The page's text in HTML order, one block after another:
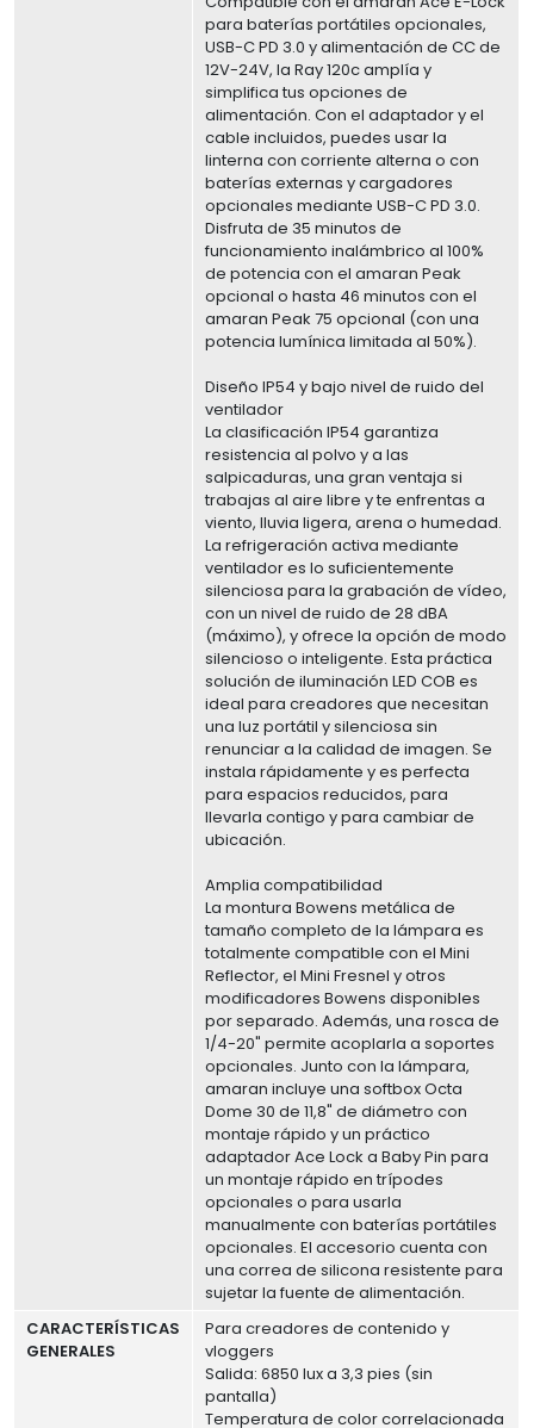
para baterías portátiles opcionales,
USB-C PD 3.0 y alimentación de CC de
12V-24V, la Ray 120c amplía y
simplifica tus opciones de
alimentación. Con el adaptador y el
cable incluidos, puedes usar la
linterna con corriente alterna o con
baterías externas y cargadores
opcionales mediante USB-C PD 3.0.
Disfruta de 35 minutos de
funcionamiento inalámbrico al 100%
de potencia con el amaran Peak
opcional o hasta 46 minutos con el
amaran Peak 75 opcional (con una
potencia lumínica limitada al 50%).
Diseño IP54 y bajo nivel de ruido del
ventilador
La clasificación IP54 garantiza
resistencia al polvo y a las
salpicaduras, una gran ventaja si
trabajas al aire libre y te enfrentas a
viento, lluvia ligera, arena o humedad.
La refrigeración activa mediante
ventilador es lo suficientemente
silenciosa para la grabación de vídeo,
con un nivel de ruido de 28 dBA
(máximo), y ofrece la opción de modo
silencioso o inteligente. Esta práctica
solución de iluminación LED COB es
ideal para creadores que necesitan
una luz portátil y silenciosa sin
renunciar a la calidad de imagen. Se
instala rápidamente y es perfecta
para espacios reducidos, para
llevarla contigo y para cambiar de
ubicación.
Amplia compatibilidad
La montura Bowens metálica de
tamaño completo de la lámpara es
totalmente compatible con el Mini
Reflector, el Mini Fresnel y otros
modificadores Bowens disponibles
por separado. Además, una rosca de
1/4-20" permite acoplarla a soportes
opcionales. Junto con la lámpara,
amaran incluye una softbox Octa
Dome 30 de 11,8" de diámetro con
montaje rápido y un práctico
adaptador Ace Lock a Baby Pin para
un montaje rápido en trípodes
opcionales o para usarla
manualmente con baterías portátiles
opcionales. El accesorio cuenta con
una correa de silicona resistente para
sujetar la fuente de alimentación.
CARACTERÍSTICAS
GENERALES
Para creadores de contenido y
vloggers
Salida: 6850 lux a 3,3 pies (sin
pantalla)
Temperatura de color correlacionada